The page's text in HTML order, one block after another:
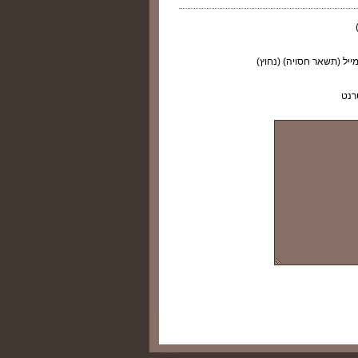
(תשאר חסויה) (נחוץ)